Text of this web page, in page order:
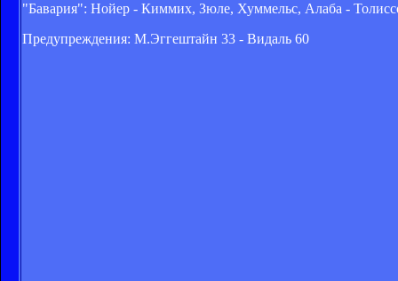
"Бавария": Нойер - Киммих, Зюле, Хуммельс, Алаба -
Предупреждения: М.Эггештайн 33 - Видаль 60